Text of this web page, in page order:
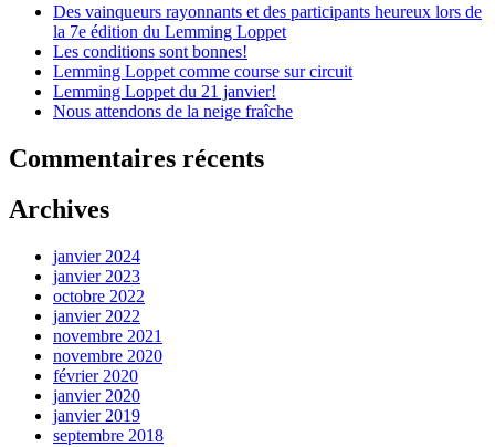
Des vainqueurs rayonnants et des participants heureux lors de
la 7e édition du Lemming Loppet
Les conditions sont bonnes!
Lemming Loppet comme course sur circuit
Lemming Loppet du 21 janvier!
Nous attendons de la neige fraîche
Commentaires récents
Archives
janvier 2024
janvier 2023
octobre 2022
janvier 2022
novembre 2021
novembre 2020
février 2020
janvier 2020
janvier 2019
septembre 2018